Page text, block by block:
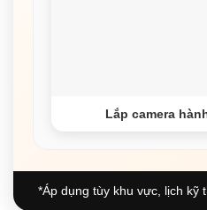
Lắp camera
*Áp dụng tùy khu vực, lịch kỹ